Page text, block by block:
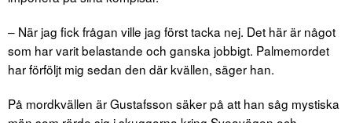
– När jag fick frågan ville jag först tacka nej. Det här är något
som har varit belastande och ganska jobbigt. Palmemordet
har förföljt mig sedan den där kvällen, säger han.
På mordkvällen är Gustafsson säker på att han såg mystiska